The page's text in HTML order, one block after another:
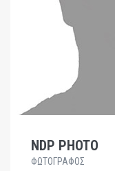
NDP PHOTO
ΦΩΤΟΓΡΆΦΟΣ